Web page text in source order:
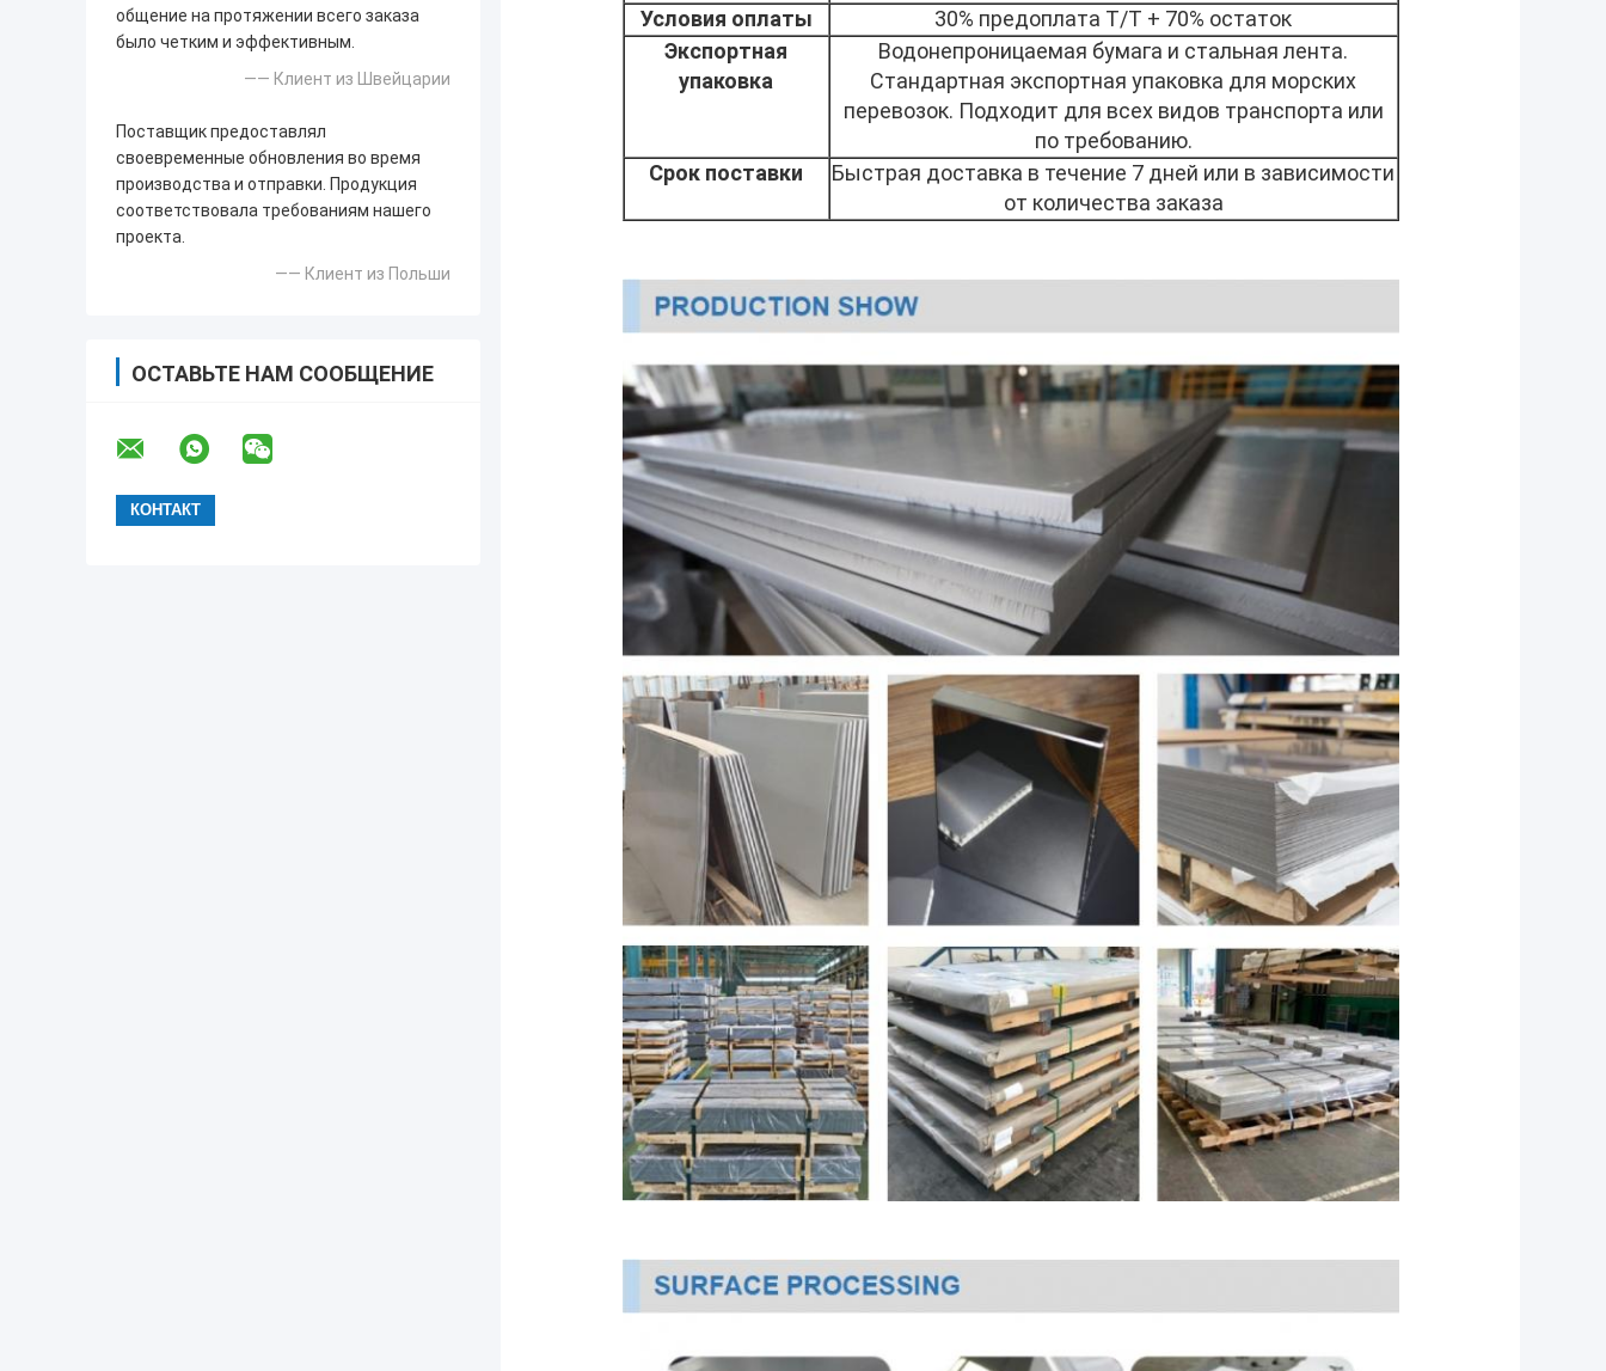
общение на протяжении всего заказа
было четким и эффективным.
—— Клиент из Швейцарии
Поставщик предоставлял
своевременные обновления во время
производства и отправки. Продукция
соответствовала требованиям нашего
проекта.
—— Клиент из Польши
ОСТАВЬТЕ НАМ СООБЩЕНИЕ
Условия оплаты
30% предоплата T/T + 70% остаток
Экспортная
упаковка
Водонепроницаемая бумага и стальная лента.
Стандартная экспортная упаковка для морских
перевозок. Подходит для всех видов транспорта или
по требованию.
Срок поставки
Быстрая доставка в течение 7 дней или в зависимости
от количества заказа